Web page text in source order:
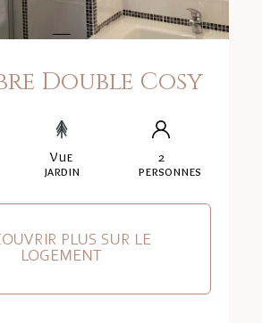
Double Cosy
Vue
jardin
2
personnes
PLUS SUR LE
LOGEMENT